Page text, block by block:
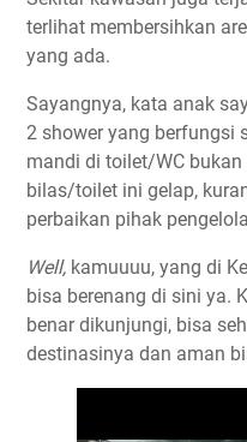
terlihat membersihkan
yang ada.
Sayangnya, kata anak
2 shower yang berfungsi
mandi di toilet/WC
bilas/toilet ini gelap,
perbaikan pihak
Well, kamuuuu, yang di
bisa berenang di sini ya.
benar dikunjungi, bisa
destinasinya dan aman